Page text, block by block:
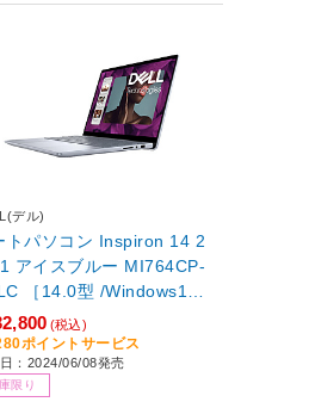
デル)
トパソコン Inspiron 14 2
アイスブルー MI764CP-
［14.0型 /Windows11
/AMD Ryzen 5 /メモ
8GB /SSD：512GB /日本
キーボード /2024年夏モ
］ 【864】
(税込)
ポイントサービス
：2024/06/08発売
限り